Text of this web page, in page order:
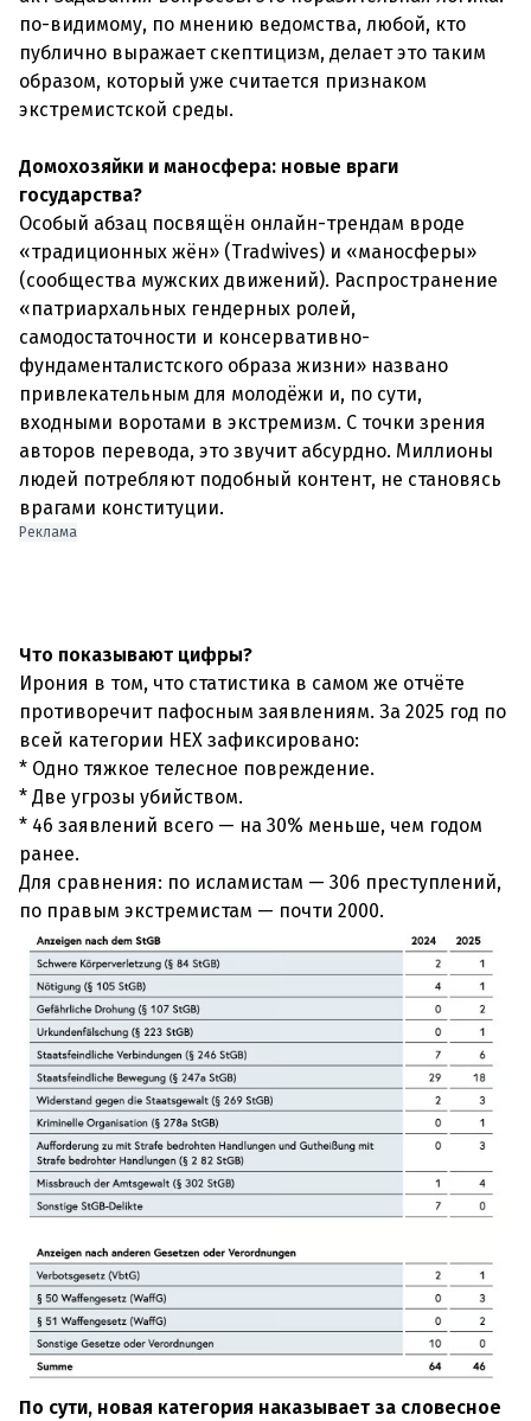
по-видимому, по мнению ведомства, любой, кто
публично выражает скептицизм, делает это таким
образом, который уже считается признаком
экстремистской среды.
Домохозяйки и маносфера: новые враги
государства?
Особый абзац посвящён онлайн-трендам вроде
«традиционных жён» (Tradwives) и «маносферы»
(сообщества мужских движений). Распространение
«патриархальных гендерных ролей,
самодостаточности и консервативно-
фундаменталистского образа жизни» названо
привлекательным для молодёжи и, по сути,
входными воротами в экстремизм. С точки зрения
авторов перевода, это звучит абсурдно. Миллионы
людей потребляют подобный контент, не становясь
врагами конституции.
Реклама
Что показывают цифры?
Ирония в том, что статистика в самом же отчёте
противоречит пафосным заявлениям. За 2025 год по
всей категории HEX зафиксировано:
* Одно тяжкое телесное повреждение.
* Две угрозы убийством.
* 46 заявлений всего — на 30% меньше, чем годом
ранее.
Для сравнения: по исламистам — 306 преступлений,
по правым экстремистам — почти 2000.
По сути, новая категория наказывает за словесное